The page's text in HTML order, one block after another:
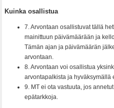
Kuinka osallistua
7. Arvontaan osallistuvat tällä
mainittuun päivämäärään ja
Tämän ajan ja päivämäärän
arvontaan.
8. Arvontaan voi osallistua
arvontapalkista ja hyväksymällä
9. MT ei ota vastuuta, jos
epätarkkoja.